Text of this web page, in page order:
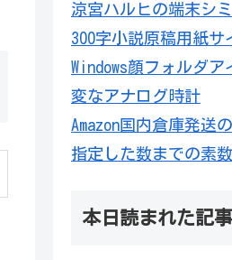
涼宮ハルヒの端末シ
300字小説原稿用紙サ
Windows顔フォルダア
変なアナログ時計
Amazon国内倉庫発送
指定した数までの素
本日読まれた記事